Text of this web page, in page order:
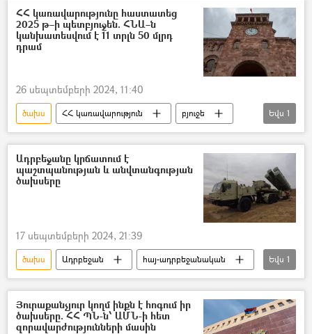
Թուրքիա
ՀՀ կառավարությունը հաստատեց
2025 թ–ի պետբյուջեն. ՀՆԱ–ն
կանխատեսվում է 11 տրլն 50 մլրդ
դրամ
26 սեպտեմբերի 2024, 11:40
ծախս ՀՀ կառավարություն
բյուջե
ՀՆԱ (համախառը ներքին արդյունք)
Եվս 1
Ադրբեջանը կրճատում է
պաշտպանության և անվտանգության
ծախսերը
17 սեպտեմբերի 2024, 21:39
ծախս Ադրբեջան
հայ-ադրբեջանական
բյուջե
Եվս 1
Յուրաքանչյուր կողմ ինքն է հոգում իր
ծախսերը. ՀՀ ՊՆ-ն՝ ԱՄՆ-ի հետ
զորավարժությունների մասին